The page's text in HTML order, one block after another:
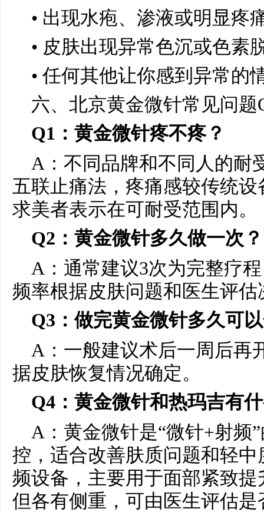
• 出现水疱、渗液或明显疼
• 皮肤出现异常色沉或色素
• 任何其他让你感到异常的
六、北京黄金微针常见问题
Q1：黄金微针疼不疼？
A：不同品牌和不同人的耐
五联止痛法，疼痛感较传统
求美者表示在可耐受范围内。
Q2：黄金微针多久做一次？
A：通常建议3次为完整疗
频率根据皮肤问题和医生评估
Q3 ：做完黄金微针多久可
A：一般建议术后一周后再
据皮肤恢复情况确定。
Q4 ：黄金微针和热玛吉有
A：黄金微针是“微针+射频
控，适合改善肤质问题和轻
频设备，主要用于面部紧致
但各有侧重，可由医生评估